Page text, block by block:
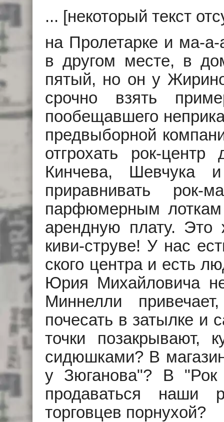
... [некоторый текст
на Пролетарке и ма-
в другом месте, в
пятый, но он у
срочно взять
пообещавшего
предвыборной
отгрохать рок-
Кинчева,
приравнивать
парфюмерным
арендную плату.
киви-струве! У нас
ского центра и есть
Юрия Михайловича
Миннелли
почесать в затылке и
точки позакрывают,
сидюшками? В
у Зюганова"? В
продаваться наши
торговцев порнухой?